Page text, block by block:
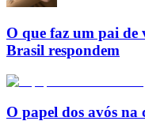
O que faz um pai de
Brasil respondem
O papel dos avós na